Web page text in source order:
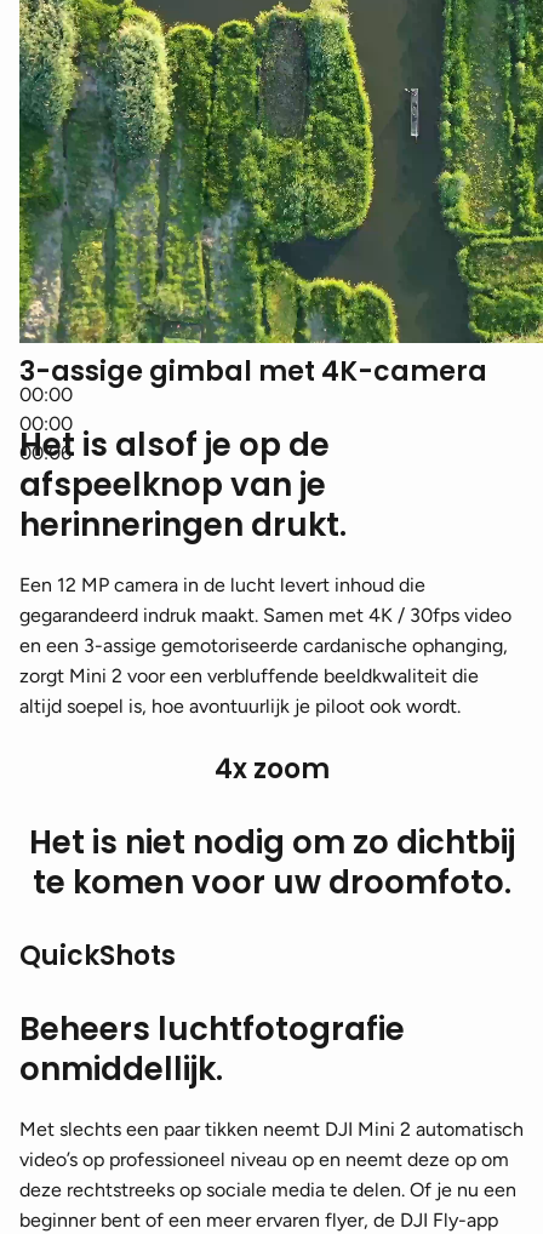
00:00
00:00
00:06
3-assige gimbal met 4K-camera
Het is alsof je op de
afspeelknop van je
herinneringen drukt.
Een 12 MP camera in de lucht levert inhoud die
gegarandeerd indruk maakt. Samen met 4K / 30fps video
en een 3-assige gemotoriseerde cardanische ophanging,
zorgt Mini 2 voor een verbluffende beeldkwaliteit die
altijd soepel is, hoe avontuurlijk je piloot ook wordt.
4x zoom
Het is niet nodig om zo dichtbij
te komen voor uw droomfoto.
QuickShots
Beheers luchtfotografie
onmiddellijk.
Met slechts een paar tikken neemt DJI Mini 2 automatisch
video’s op professioneel niveau op en neemt deze op om
deze rechtstreeks op sociale media te delen. Of je nu een
beginner bent of een meer ervaren flyer, de DJI Fly-app